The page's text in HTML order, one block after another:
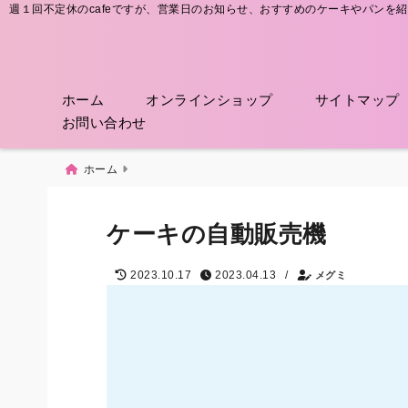
週１回不定休のcafeですが、営業日のお知らせ、おすすめのケーキやパンを
ホーム オンラインショップ
サイトマップ
お問い合わせ
ホーム
ケーキの自動販売機
2023.10.17 2023.04.13 / メグミ